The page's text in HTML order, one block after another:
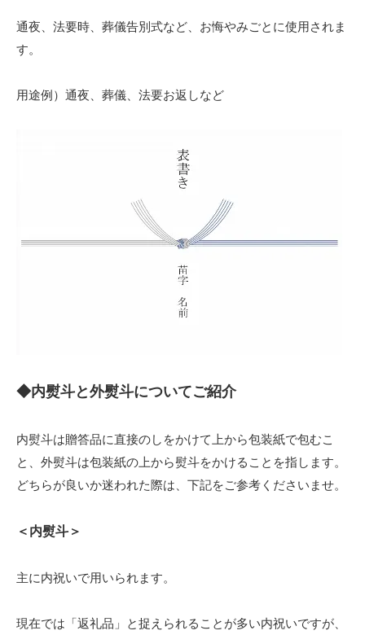
通夜、法要時、葬儀告別式など、お悔やみごとに使用されま
す。
用途例）通夜、葬儀、法要お返しなど
◆内熨斗と外熨斗についてご紹介
内熨斗は贈答品に直接のしをかけて上から包装紙で包むこ
と、外熨斗は包装紙の上から熨斗をかけることを指します。
どちらが良いか迷われた際は、下記をご参考くださいませ。
＜内熨斗＞
主に内祝いで用いられます。
現在では「返礼品」と捉えられることが多い内祝いですが、